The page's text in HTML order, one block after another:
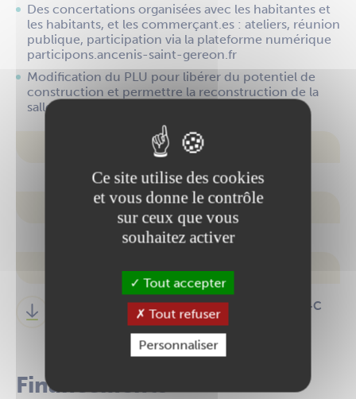
Des concertations organisées avec les habitantes et
les habitants, et les commerçant.es : ateliers, réunion
publique, participation via la plateforme numérique
participons.ancenis-saint-gereon.fr
Modification du PLU pour libérer du potentiel de
construction et permettre la reconstruction de la
salle de la Corderie
La salle associative de la Corderie
L'Espace Corail
Consultez le plan guide du quartier Moutel-C
10.87 Mo
Financements
Ce site utilise des cookies
et vous donne le contrôle
sur ceux que vous
souhaitez activer
Tout accepter
Tout refuser
Personnaliser